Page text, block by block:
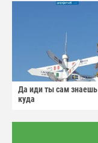
Да иди ты сам знаешь
куда